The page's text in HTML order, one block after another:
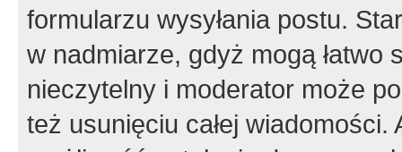
formularzu wysyłania postu.
w nadmiarze, gdyż mogą
nieczytelny i moderator może
też usunięciu całej